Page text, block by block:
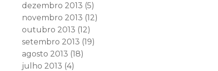
dezembro 2013 (5)
novembro 2013 (12)
outubro 2013 (12)
setembro 2013 (19)
agosto 2013 (18)
julho 2013 (4)